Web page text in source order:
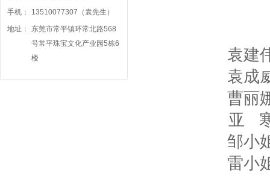
手机：
13510077307（袁先生）
地址：
东莞市常平镇环常北路568
号常平珠宝文化产业园5栋6
楼
袁建
袁成
曹丽
亚
邹小
雷小